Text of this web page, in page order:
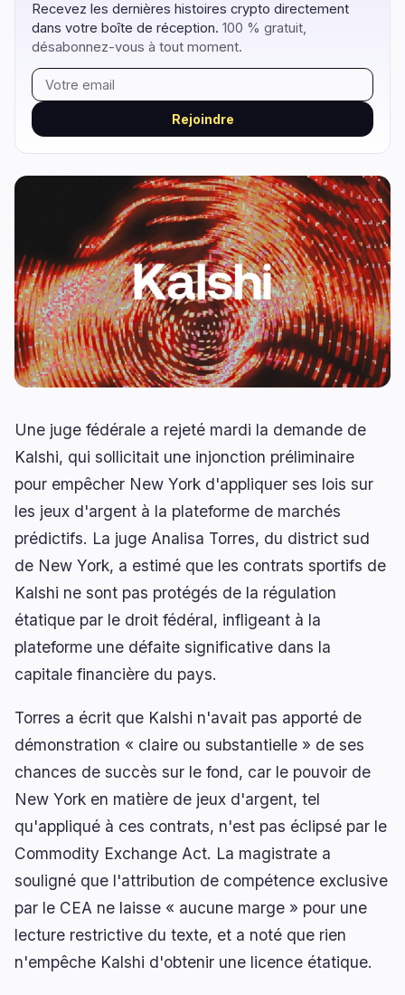
Légal 4
Conformité 3
Fiscalité 0
Application 0
Exploits
Alertes 0
Confidentialité 1
3
DEXs
Prêts 0
Rendement 0
Dérivés 1
RWA 2
Technologie 7
Protocoles 1
Mises à Niveau 0
Mise à l'Échelle 1
IA 1
Minage 4
Affaires 13
Institutionnel
Financement
Écosystèmes 1
🔥 Tendances actuelles dernières 3h
il y a 37 minutes
Wintermute obtient le statut de courtier-
BEARISH il y a 9 minutes
Bitcoin cale à 64 350 $; le pétrole durcit le ton de
la Fed
BULLISH il y a 3 heures
Tether investit 200 M$ dans les interfaces
cerveau-ordinateur
Recevez les dernières histoires crypto directement
dans votre boîte de réception. 100 % gratuit,
désabonnez-vous à tout moment.
Rejoindre
Une juge fédérale a rejeté mardi la demande de
Kalshi, qui sollicitait une injonction préliminaire
pour empêcher New York d'appliquer ses lois sur
les jeux d'argent à la plateforme de marchés
prédictifs. La juge Analisa Torres, du district sud
de New York, a estimé que les contrats sportifs de
Kalshi ne sont pas protégés de la régulation
étatique par le droit fédéral, infligeant à la
plateforme une défaite significative dans la
capitale financière du pays.
Torres a écrit que Kalshi n'avait pas apporté de
démonstration « claire ou substantielle » de ses
chances de succès sur le fond, car le pouvoir de
New York en matière de jeux d'argent, tel
qu'appliqué à ces contrats, n'est pas éclipsé par le
Commodity Exchange Act. La magistrate a
souligné que l'attribution de compétence exclusive
par le CEA ne laisse « aucune marge » pour une
lecture restrictive du texte, et a noté que rien
n'empêche Kalshi d'obtenir une licence étatique.